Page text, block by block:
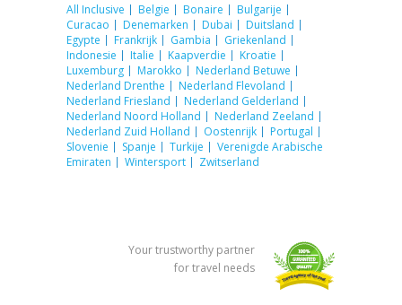
All Inclusive Belgie Bonaire
Bulgarije
Curacao
Denemarken Dubai
Duitsland
Egypte
Frankrijk Gambia
Griekenland
Indonesie
Italie Kaapverdie
Kroatie
Luxemburg
Marokko
Nederland Betuwe
Nederland Drenthe
Nederland Flevoland
Nederland Friesland
Nederland Gelderland
Nederland Noord Holland
Nederland Zeeland
Nederland Zuid Holland
Oostenrijk
Portugal
Slovenie
Spanje Turkije
Verenigde Arabische
Emiraten
Wintersport Zwitserland
Your trustworthy partner
for travel needs